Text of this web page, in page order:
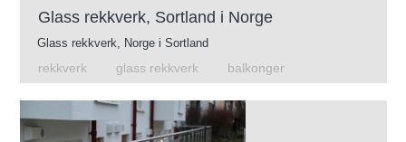
Glass rekkverk, Sortland i Norge
Glass rekkverk, Norge i Sortland
rekkverk
glass rekkverk balkonger